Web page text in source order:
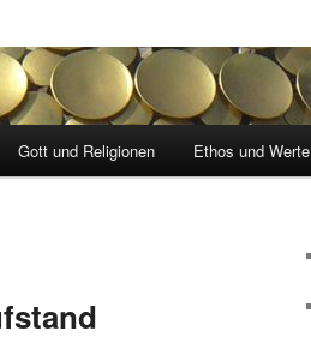
Gott und Religionen Ethos und Werte